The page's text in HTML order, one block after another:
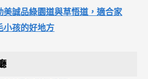
美誠品綠園道與草悟道，適合家
小孩的好地方